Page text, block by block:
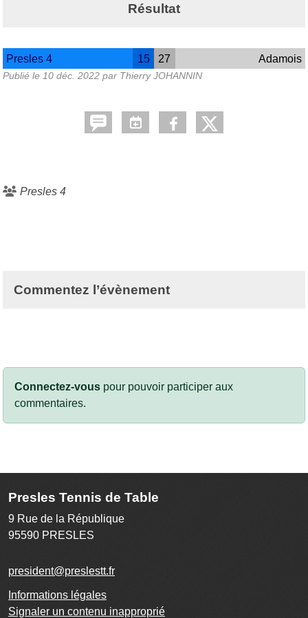
Résultat
Presles 4 15 27 Adamois
Publié le 10 déc. 2022 par Thierry JOHANNIN
Presles 4
Commentez l’évènement
Connectez-vous pour pouvoir participer aux
commentaires.
Presles Tennis de Table
9 Rue de la République
95590 PRESLES
president@preslestt.fr
Informations légales
Signaler un contenu inapproprié